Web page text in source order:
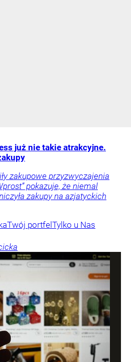
już nie takie atrakcyjne.
zakupowe przyzwyczajenia
pokazuje, że niemal
zakupy na azjatyckich
Twój portfelTylko u Nas